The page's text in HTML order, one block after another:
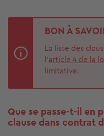
BON À
La liste des
l’article 4 de la
limitative.
Que se passe-t-il en
clause dans contrat